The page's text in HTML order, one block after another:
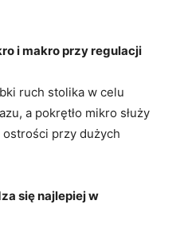
i makro przy regulacji
ruch stolika w celu
a pokrętło mikro służy
przy dużych
się najlepiej w